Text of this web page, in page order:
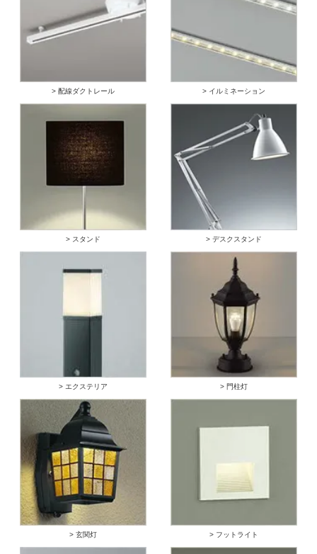
> 配線ダクトレール > イルミネーション
> スタンド > デスクスタンド
> エクステリア > 門柱灯
> 玄関灯 > フットライト